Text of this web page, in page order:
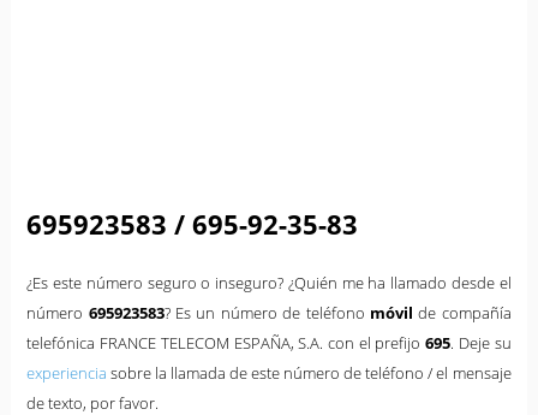
695923583 / 695-92-35-83
¿Es este número seguro o inseguro? ¿Quién me ha llamado desde el
número 695923583? Es un número de teléfono móvil de compañía
telefónica FRANCE TELECOM ESPAÑA, S.A. con el prefijo695. Deje su
experiencia sobre la llamada de este número de teléfono / el mensaje
de texto, por favor.